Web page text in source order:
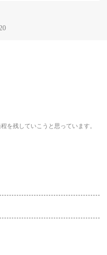
を残していこうと思っています。